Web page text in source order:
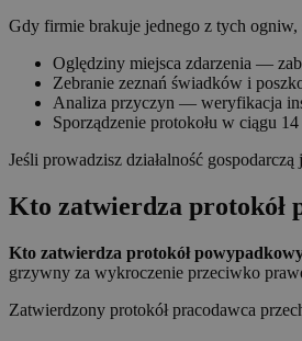
Gdy firmie brakuje jednego z tych ogniw,
Oględziny miejsca zdarzenia —
Zebranie zeznań świadków i
Analiza przyczyn — weryfikacja
Sporządzenie protokołu w ciągu
Jeśli prowadzisz działalność
Kto zatwierdza protokół
Kto zatwierdza protokół
grzywny za wykroczenie przeciwko
Zatwierdzony protokół pracodawca